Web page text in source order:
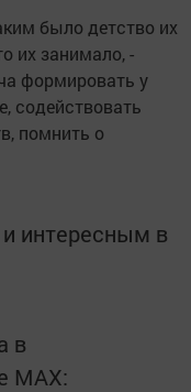
было детство их
их занимало, -
формировать у
содействовать
помнить о
интересным в
в
MАХ: